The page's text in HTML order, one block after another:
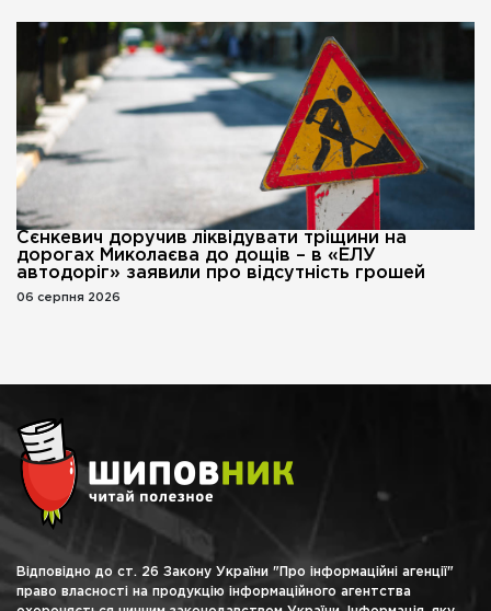
Сєнкевич доручив ліквідувати тріщини на
дорогах Миколаєва до дощів – в «ЕЛУ
автодоріг» заявили про відсутність грошей
06 серпня 2026
Відповідно до ст. 26 Закону України "Про інформаційні агенції"
право власності на продукцію інформаційного агентства